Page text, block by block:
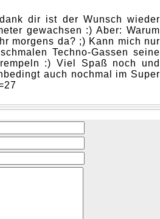
dir ist der Wunsch wieder
gewachsen :) Aber: Warum
morgens da? ;) Kann mich nur
Techno-Gassen seine
:) Viel Spaß noch und
auch nochmal im Super